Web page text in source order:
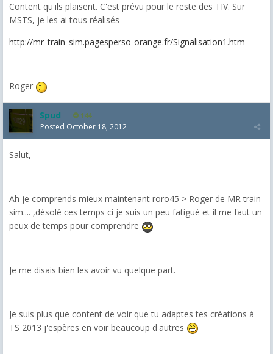
Content qu'ils plaisent. C'est prévu pour le reste des TIV. Sur
MSTS, je les ai tous réalisés
http://mr_train_sim.pagesperso-orange.fr/Signalisation1.htm
Roger
Spud 144
Posted October 18, 2012
Salut,
Ah je comprends mieux maintenant roro45 > Roger de MR train
sim.... ,désolé ces temps ci je suis un peu fatigué et il me faut un
peux de temps pour comprendre
Je me disais bien les avoir vu quelque part.
Je suis plus que content de voir que tu adaptes tes créations à
TS 2013 j'espères en voir beaucoup d'autres